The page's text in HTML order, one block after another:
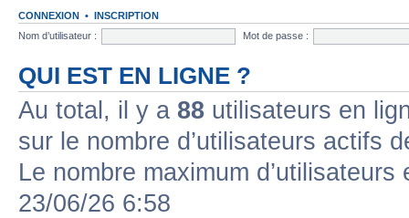
CONNEXION • INSCRIPTION
Nom d’utilisateur :
Mot de passe :
QUI EST EN LIGNE ?
Au total, il y a 88 utilisateurs en
sur le nombre d’utilisateurs actifs
Le nombre maximum
23/06/26 6:58